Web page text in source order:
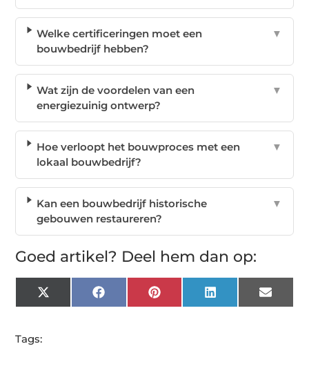
Welke certificeringen moet een
bouwbedrijf hebben?
▼
Wat zijn de voordelen van een
energiezuinig ontwerp?
▼
Hoe verloopt het bouwproces met een
lokaal bouwbedrijf?
▼
Kan een bouwbedrijf historische
gebouwen restaureren?
▼
Goed artikel? Deel hem dan op:
X
(Twitter)
FacebookPinterest LinkedIn Email
Tags: